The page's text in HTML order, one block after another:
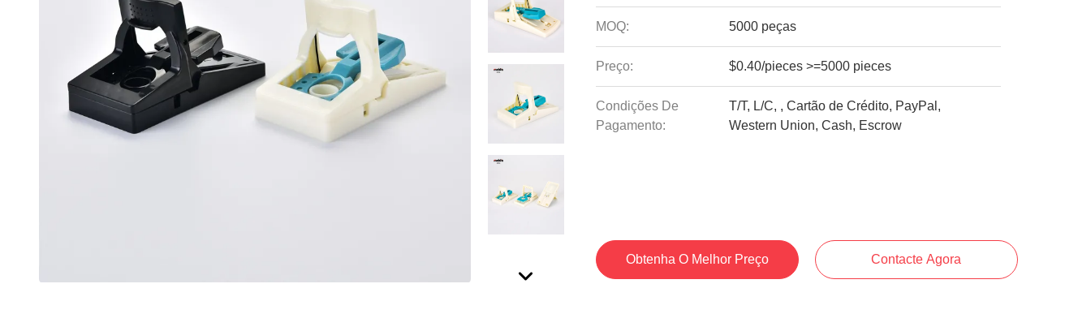
MOQ: 5000 peças
Preço: $0.40/pieces >=5000 pieces
Condições De
Pagamento:
T/T, L/C, , Cartão de Crédito, PayPal,
Western Union, Cash, Escrow
Obtenha O Melhor Preço Contacte Agora